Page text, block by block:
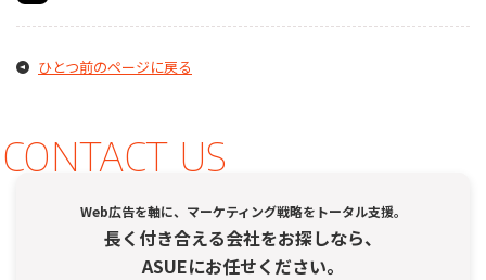
ひとつ前のページに戻る
CONTACT US
Web広告を軸に、マーケティング戦略をトータル支援。
長く付き合える会社をお探しなら、
ASUEにお任せください。